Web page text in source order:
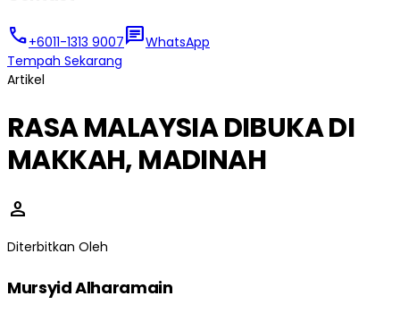
call+6011-1313 9007chatWhatsApp
Tempah Sekarang
Artikel
RASA MALAYSIA DIBUKA DI
MAKKAH, MADINAH
person
Diterbitkan Oleh
Mursyid Alharamain